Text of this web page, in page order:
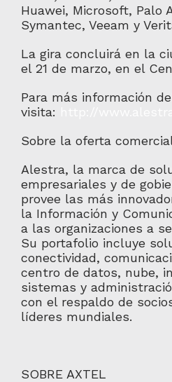
Huawei, Microsoft, Palo
Symantec, Veeam y
La gira concluirá en la
el 21 de marzo, en el
Para más información
visita:
Sobre la oferta
Alestra, la marca de
empresariales y de
provee las más
la Información y
a las organizaciones a
Su portafolio incluye
conectividad,
centro de datos, nube,
sistemas y
con el respaldo de
líderes mundiales.
SOBRE AXTEL